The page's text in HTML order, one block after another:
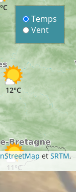
11°C
12°C
Temps
Vent
etSRTM,